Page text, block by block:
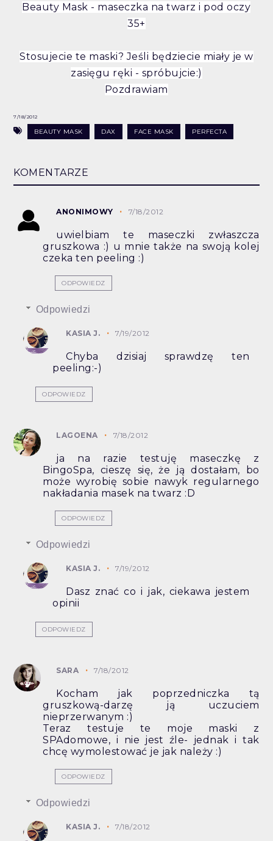
Beauty Mask - maseczka na twarz i pod oczy
35+
Stosujecie te maski? Jeśli będziecie miały je w
zasięgu ręki - spróbujcie:)
Pozdrawiam
7/18/2012
BEAUTY MASK DAX FACE MASK PERFECTA
KOMENTARZE
ANONIMOWY 7/18/2012
uwielbiam te maseczki zwłaszcza
gruszkowa :) u mnie także na swoją kolej
czeka ten peeling :)
ODPOWIEDZ
Odpowiedzi
KASIA J. 7/19/2012
Chyba dzisiaj sprawdzę ten
peeling:-)
ODPOWIEDZ
LAGOENA 7/18/2012
ja na razie testuję maseczkę z
BingoSpa, cieszę się, że ją dostałam, bo
może wyrobię sobie nawyk regularnego
nakładania masek na twarz :D
ODPOWIEDZ
Odpowiedzi
KASIA J. 7/19/2012
Dasz znać co i jak, ciekawa jestem
opinii
ODPOWIEDZ
SARA 7/18/2012
Kocham jak poprzedniczka tą
gruszkową-darzę ją uczuciem
nieprzerwanym :)
Teraz testuje te moje maski z
SPAdomowe, i nie jest źle- jednak i tak
chcę wymolestować je jak należy :)
ODPOWIEDZ
Odpowiedzi
KASIA J. 7/18/2012